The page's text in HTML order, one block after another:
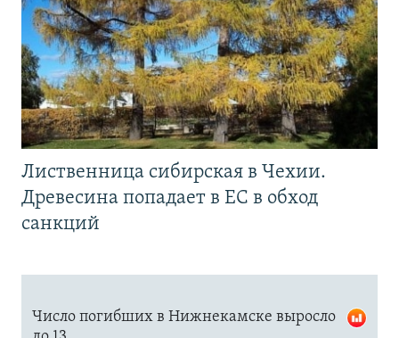
Лиственница сибирская в Чехии.
Древесина попадает в ЕС в обход
санкций